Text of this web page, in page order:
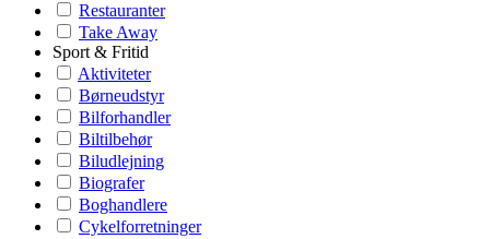
Restauranter
Take Away
Sport & Fritid
Aktiviteter
Børneudstyr
Bilforhandler
Biltilbehør
Biludlejning
Biografer
Boghandlere
Cykelforretninger